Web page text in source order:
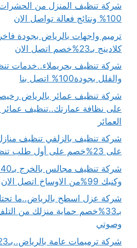
شركة تنظيف المنزل من
100% ونتائج فعالة تواصل الان
كلادينج بـ23%خصم اتصل الان
شركة تنظيف بحريملاء..خدمات
والفلل بجودة100% اتصل بنا
على نظافة عمارتك..تنظيف عمائر
العمائر
شركة تنظيف بالزلفي تنظيف
على 23%خصم على أول طلب تنظيف بالزلفي
وكنبك 99%من الاوساخ اتصل الان
شركة عزل اسطح بالرياض..ما
بـ33%خصم حماية منزلك من
وصوتي